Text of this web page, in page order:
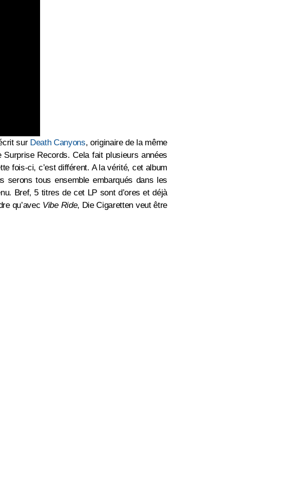
sur Death Canyons, originaire de la même
Records. Cela fait plusieurs années
fois-ci, c’est différent. A la vérité, cet album
serons tous ensemble embarqués dans les
Bref, 5 titres de cet LP sont d’ores et déjà
qu’avec Vibe Ride, Die Cigaretten veut être